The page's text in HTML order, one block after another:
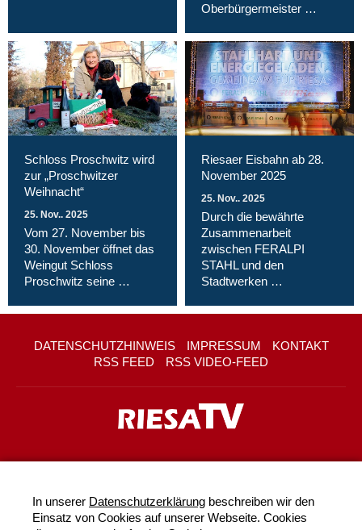
Oberbürgermeister …
Schloss Proschwitz wird
zur „Proschwitzer
Weihnacht“
25. Nov.. 2025
Vom 27. November bis
30. November öffnet das
Weingut Schloss
Proschwitz seine …
Riesaer Eisbahn ab 28.
November 2025
25. Nov.. 2025
Durch die bewährte
Zusammenarbeit
zwischen FERALPI
STAHL und den
Stadtwerken …
DATENSCHUTZHINWEIS IMPRESSUM
KONTAKT
RSS FEED
RSS VIDEO-FEED
In unserer Datenschutzerklärung beschreiben wir den
Einsatz von Cookies auf unserer Webseite. Cookies